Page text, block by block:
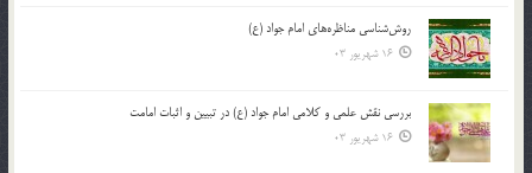
روش‌شناسی مناظره‌های امام جواد (ع)
16 شهریور 03
بررسی نقش علمی و کلامی امام جواد (ع) در تبیین و اثبات امامت
16 شهریور 03